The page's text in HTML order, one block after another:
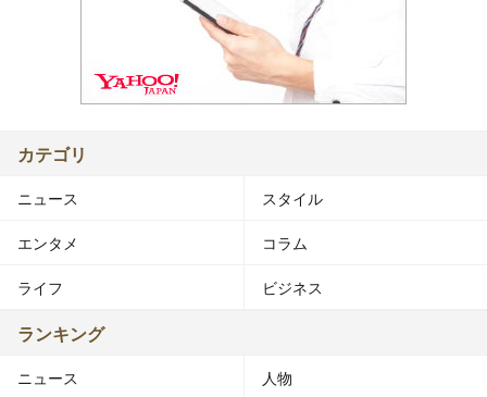
カテゴリ
ニュース スタイル
エンタメ コラム
ライフ ビジネス
ランキング
ニュース 人物